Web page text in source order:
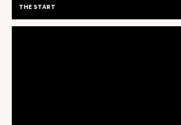
THE START